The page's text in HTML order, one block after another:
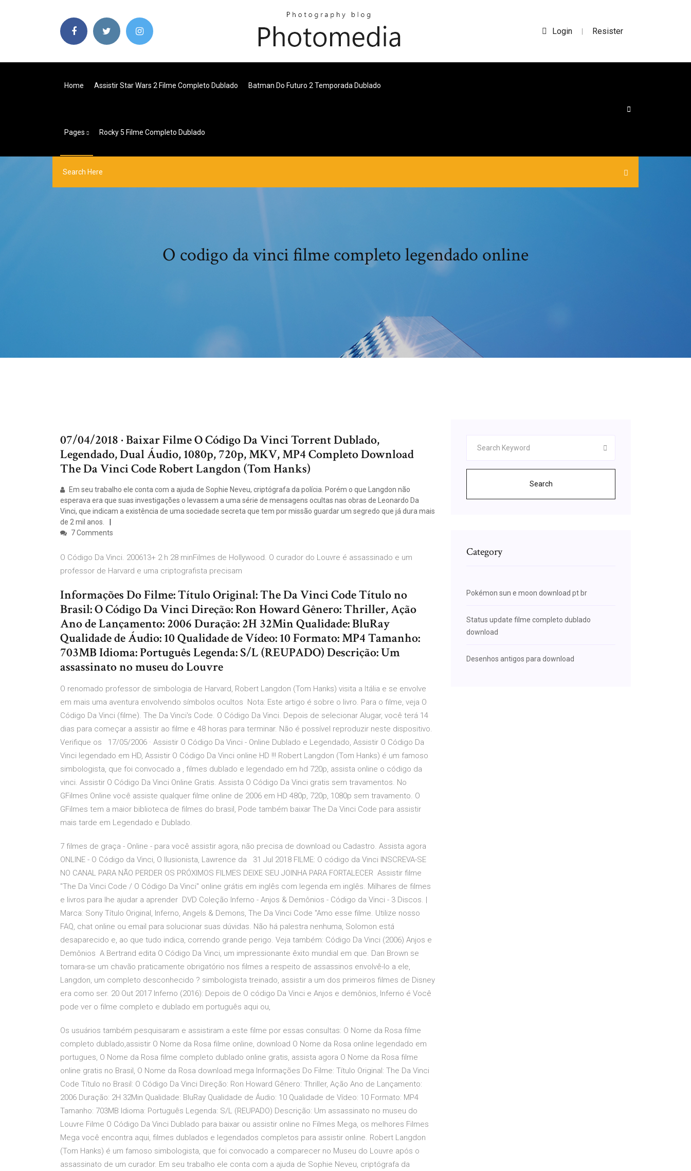
Login | Resister
Home Assistir Star Wars 2 Filme Completo Dublado Batman Do Futuro 2 Temporada Dublado
Pages Rocky 5 Filme Completo Dublado
O codigo da vinci filme completo legendado online
07/04/2018 · Baixar Filme O Código Da Vinci Torrent Dublado,
Legendado, Dual Áudio, 1080p, 720p, MKV, MP4 Completo Download
The Da Vinci Code Robert Langdon (Tom Hanks)
Em seu trabalho ele conta com a ajuda de Sophie Neveu, criptógrafa da polícia. Porém o que Langdon não
esperava era que suas investigações o levassem a uma série de mensagens ocultas nas obras de Leonardo Da
Vinci, que indicam a existência de uma sociedade secreta que tem por missão guardar um segredo que já dura mais
de 2 mil anos.
7 Comments
O Código Da Vinci. 200613+ 2 h 28 minFilmes de Hollywood. O curador do Louvre é assassinado e um
professor de Harvard e uma criptografista precisam
Informações Do Filme: Título Original: The Da Vinci Code Título no
Brasil: O Código Da Vinci Direção: Ron Howard Gênero: Thriller, Ação
Ano de Lançamento: 2006 Duração: 2H 32Min Qualidade: BluRay
Qualidade de Áudio: 10 Qualidade de Vídeo: 10 Formato: MP4 Tamanho:
703MB Idioma: Português Legenda: S/L (REUPADO) Descrição: Um
assassinato no museu do Louvre
O renomado professor de simbologia de Harvard, Robert Langdon (Tom Hanks) visita a Itália e se envolve
em mais uma aventura envolvendo símbolos ocultos Nota: Este artigo é sobre o livro. Para o filme, veja O
Código Da Vinci (filme). The Da Vinci's Code. O Código Da Vinci. Depois de selecionar Alugar, você terá 14
dias para começar a assistir ao filme e 48 horas para terminar. Não é possível reproduzir neste dispositivo.
Verifique os 17/05/2006 · Assistir O Código Da Vinci - Online Dublado e Legendado, Assistir O Código Da
Vinci legendado em HD, Assistir O Código Da Vinci online HD !!! Robert Langdon (Tom Hanks) é um famoso
simbologista, que foi convocado a , filmes dublado e legendado em hd 720p, assista online o código da
vinci. Assistir O Código Da Vinci Online Gratis. Assista O Código Da Vinci gratis sem travamentos. No
GFilmes Online você assiste qualquer filme online de 2006 em HD 480p, 720p, 1080p sem travamento. O
GFilmes tem a maior biblioteca de filmes do brasil, Pode também baixar The Da Vinci Code para assistir
mais tarde em Legendado e Dublado.
7 filmes de graça - Online - para você assistir agora, não precisa de download ou Cadastro. Assista agora
ONLINE - O Código da Vinci, O Ilusionista, Lawrence da 31 Jul 2018 FILME: O código da Vinci INSCREVA-SE
NO CANAL PARA NÃO PERDER OS PRÓXIMOS FILMES DEIXE SEU JOINHA PARA FORTALECER Assistir filme
"The Da Vinci Code / O Código Da Vinci" online grátis em inglês com legenda em inglês. Milhares de filmes
e livros para lhe ajudar a aprender DVD Coleção Inferno - Anjos & Demônios - Código da Vinci - 3 Discos. |
Marca: Sony Título Original, Inferno, Angels & Demons, The Da Vinci Code "Amo esse filme. Utilize nosso
FAQ, chat online ou email para solucionar suas dúvidas. Não há palestra nenhuma, Solomon está
desaparecido e, ao que tudo indica, correndo grande perigo. Veja também: Código Da Vinci (2006) Anjos e
Demônios A Bertrand edita O Código Da Vinci, um impressionante êxito mundial em que. Dan Brown se
tornara-se um chavão praticamente obrigatório nos filmes a respeito de assassinos envolvê-lo a ele,
Langdon, um completo desconhecido ? simbologista treinado, assistir a um dos primeiros filmes de Disney
era como ser. 20 Out 2017 Inferno (2016): Depois de O código Da Vinci e Anjos e demônios, Inferno é Você
pode ver o filme completo e dublado em português aqui ou,
Os usuários também pesquisaram e assistiram a este filme por essas consultas: O Nome da Rosa filme
completo dublado,assistir O Nome da Rosa filme online, download O Nome da Rosa online legendado em
portugues, O Nome da Rosa filme completo dublado online gratis, assista agora O Nome da Rosa filme
online gratis no Brasil, O Nome da Rosa download mega Informações Do Filme: Título Original: The Da Vinci
Code Título no Brasil: O Código Da Vinci Direção: Ron Howard Gênero: Thriller, Ação Ano de Lançamento:
2006 Duração: 2H 32Min Qualidade: BluRay Qualidade de Áudio: 10 Qualidade de Vídeo: 10 Formato: MP4
Tamanho: 703MB Idioma: Português Legenda: S/L (REUPADO) Descrição: Um assassinato no museu do
Louvre Filme O Código Da Vinci Dublado para baixar ou assistir online no Filmes Mega, os melhores Filmes
Mega você encontra aqui, filmes dublados e legendados completos para assistir online. Robert Langdon
(Tom Hanks) é um famoso simbologista, que foi convocado a comparecer no Museu do Louvre após o
assassinato de um curador. Em seu trabalho ele conta com a ajuda de Sophie Neveu, criptógrafa da
Search
Category
Pokémon sun e moon download pt br
Status update filme completo dublado
download
Desenhos antigos para download